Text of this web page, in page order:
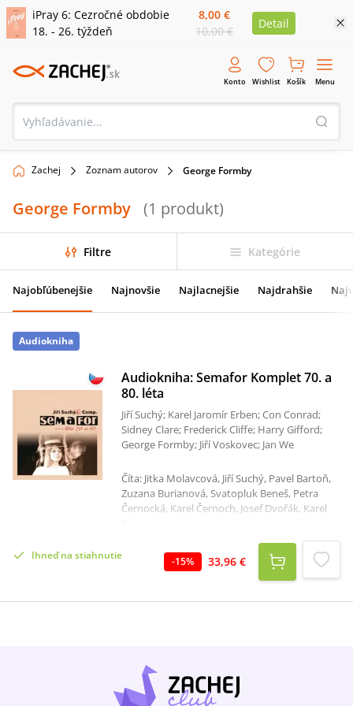
iPray 6: Cezročné obdobie
18. - 26. týždeň
8,00 €
10,00 €
Detail
Konto Wishlist Košík Menu
Zachej Zoznam autorov George Formby
George Formby (1 produkt)
Filtre Kategórie
Najobľúbenejšie Najnovšie Najlacnejšie Najdrahšie
Audiokniha
Audiokniha: Semafor Komplet 70. a
80. léta
Jiří Suchý; Karel Jaromír Erben; Con Conrad;
Sidney Clare; Frederick Cliffe; Harry Gifford;
George Formby; Jiří Voskovec; Jan We
Číta: Jitka Molavcová, Jiří Suchý, Pavel Bartoň,
Zuzana Burianová, Svatopluk Beneš, Petra
Černocká, Karel Černoch, Josef Dvořák, Karel
Gott, Karel Hála, Ferdinand Havlík, Luděk
Hulan, Eugen Jegorov, Eva Brožková, Zdena
Adamová, Jiří Datel Novotný, Věra Křesadlová,
Monika Hálová, Hana Zagorová, Michal
Prokop, Jiří Helekal, Naďa Urbánková, Magda
Křížková, Dagmar Patrasová, Luciana
Petr Ulrych, Jana Robbová, Hana Hegerová,
Waldemar Matuška, Viktor Sodoma, Eva
Pilarová, Petr Nárožný, Luděk Sobota, Jitka
Ihneď na stiahnutie -15% 33,96 €